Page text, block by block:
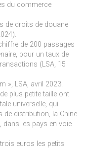
du commerce
de droits de douane
de 200 passages
pour un taux de
(LSA, 15
», LSA, avril 2023.
plus petite taille ont
universelle, qui
de distribution, la Chine
dans les pays en voie
trois euros les petits